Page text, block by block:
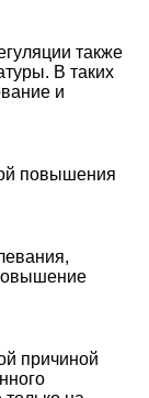
также
В таких
и
повышения
причиной